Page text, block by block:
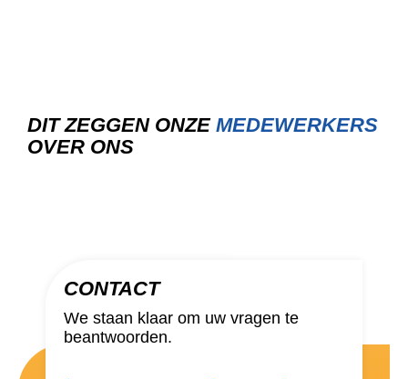
DIT ZEGGEN ONZE MEDEWERKERS
OVER ONS
CONTACT
We staan klaar om uw vragen te
beantwoorden.